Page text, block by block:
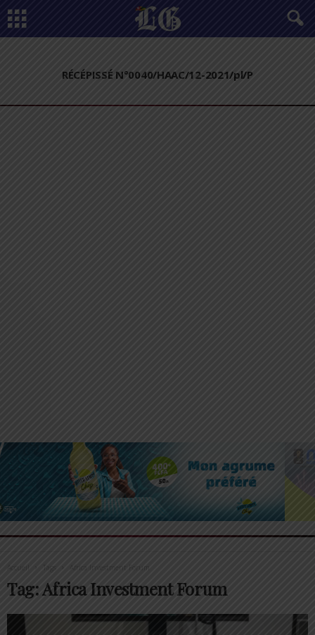
RÉCÉPISSÉ N°0040/HAAC/12-2021/pl/P
Tags Africa Investment Forum
Tag: Africa Investment Forum